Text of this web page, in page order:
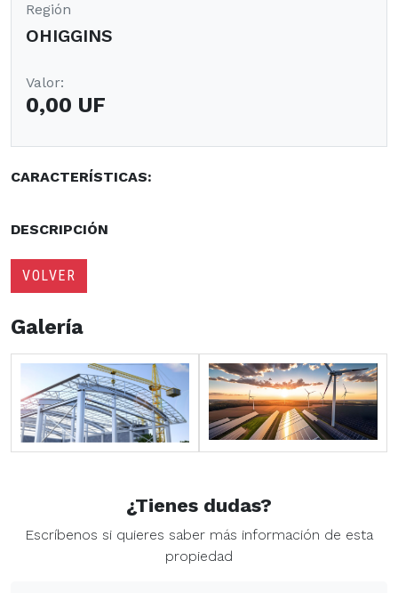
Región
OHIGGINS
Valor:
0,00 UF
CARACTERÍSTICAS:
DESCRIPCIÓN
VOLVER
¿Tienes dudas?
Escríbenos si quieres saber más información de esta
propiedad
Galería